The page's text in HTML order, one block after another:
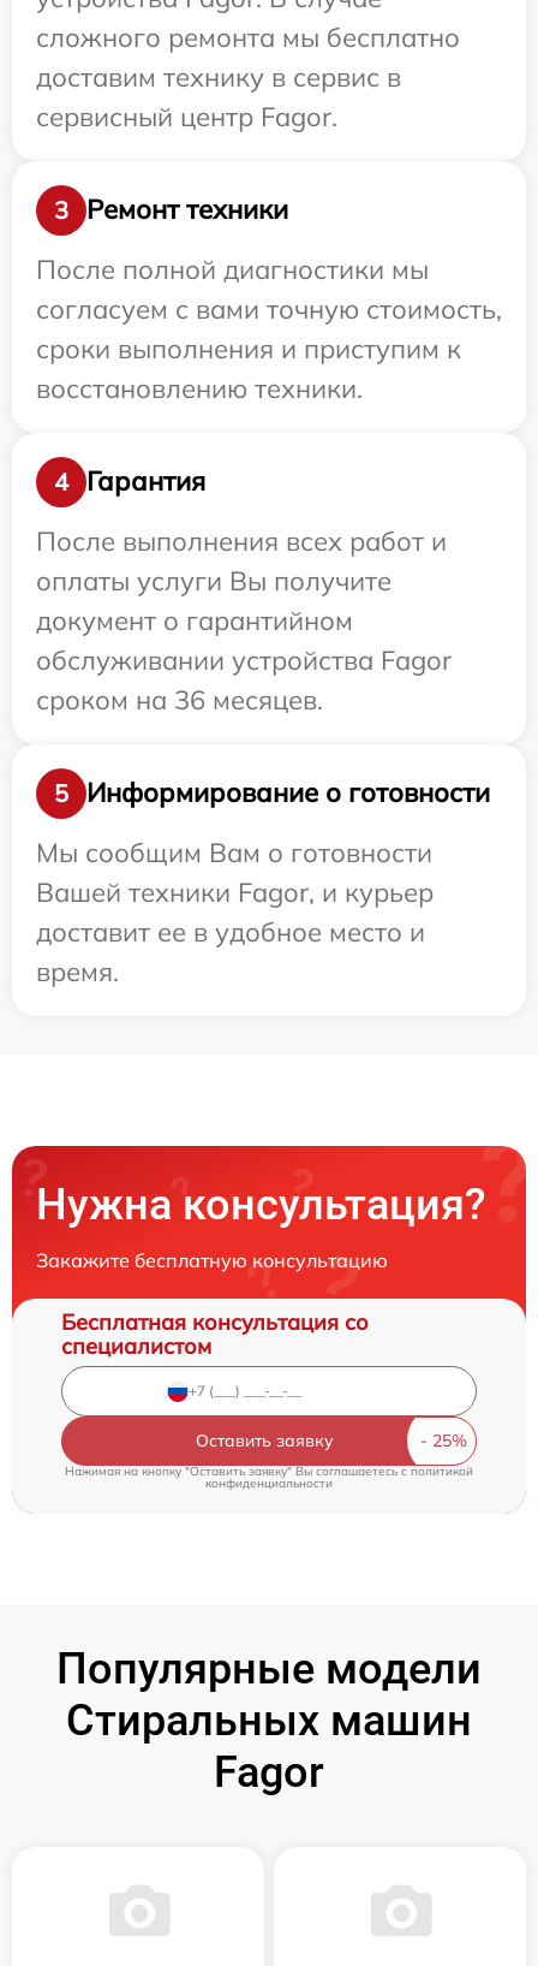
сложного ремонта мы бесплатно
доставим технику в сервис в
сервисный центр Fagor.
3
Ремонт техники
После полной диагностики мы
согласуем с вами точную стоимость,
сроки выполнения и приступим к
восстановлению техники.
4
Гарантия
После выполнения всех работ и
оплаты услуги Вы получите
документ о гарантийном
обслуживании устройства Fagor
сроком на 36 месяцев.
5
Информирование о готовности
Мы сообщим Вам о готовности
Вашей техники Fagor, и курьер
доставит ее в удобное место и
время.
Нужна консультация?
Закажите бесплатную консультацию
Бесплатная консультация со
специалистом
Оставить заявку
Нажимая на кнопку "Оставить заявку" Вы соглашаетесь cполитикой
конфиденциальности
Популярные модели
Стиральных машин
Fagor